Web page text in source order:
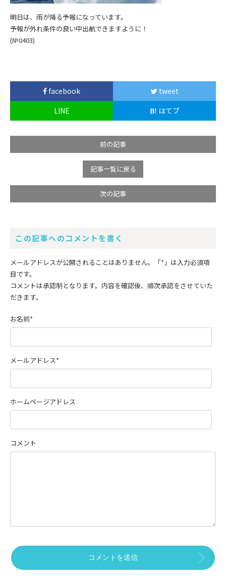
明日は、雨が降る予報になっています。
予報が外れ条件の良い中出航できますように！
(№0403)
facebook
tweet
LINE
はてブ
前の記事
記事一覧に戻る
次の記事
この記事へのコメントを書く
メールアドレスが公開されることはありません。 「*」 は入力必須項
目です。
コメントは承認制となります。内容を確認後、順次承認をさせていた
だきます。
コメント
お名前*
メールアドレス*
ホームページアドレス